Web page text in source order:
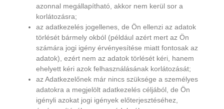
azonnal megállapítható, akkor nem kerül sor a
korlátozásra;
az adatkezelés jogellenes, de Ön ellenzi az adatok
törlését bármely okból (például azért mert az Ön
számára jogi igény érvényesítése miatt fontosak az
adatok), ezért nem az adatok törlését kéri, hanem
ehelyett kéri azok felhasználásának korlátozását;
az Adatkezelőnek már nincs szüksége a személyes
adatokra a megjelölt adatkezelés céljából, de Ön
igényli azokat jogi igények előterjesztéséhez,